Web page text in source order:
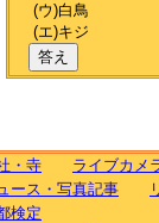
(ウ)白鳥
(エ)キジ
答え
・寺
ライブカメ
ース・写真記事
検定